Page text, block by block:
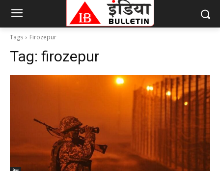
Tags Firozepur
Tag: firozepur